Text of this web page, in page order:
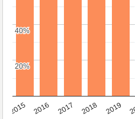
2015 2016 2017 2018 2019
20%
20%
40%
40%